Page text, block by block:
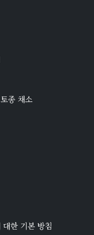
종 채소
한 기본 방침